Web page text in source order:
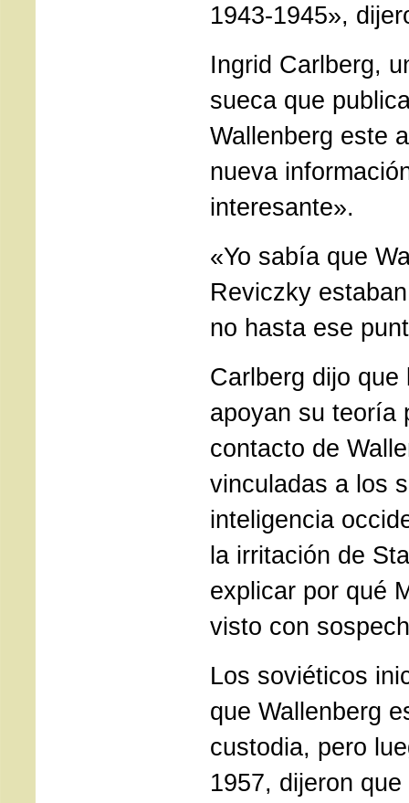
1943-1945»,
Ingrid Carlberg,
sueca que
Wallenberg este
nueva
interesante».
«Yo sabía que
Reviczky
no hasta ese
Carlberg dijo que
apoyan su teoría
contacto de
vinculadas a los
inteligencia
la irritación de
explicar por qué
visto con
Los soviéticos
que Wallenberg
custodia, pero
1957, dijeron